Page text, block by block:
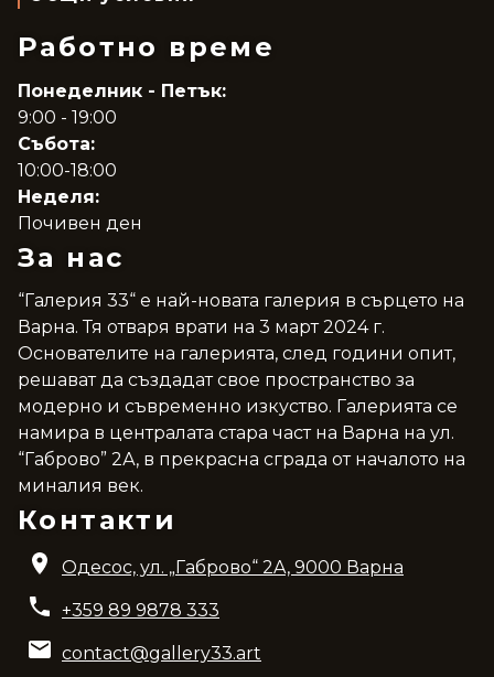
Работно време
Понеделник - Петък:
9:00 - 19:00
Събота:
10:00-18:00
Неделя:
Почивен ден
За нас
“Галерия 33“ е най-новата галерия в сърцето на
Варна. Тя отваря врати на 3 март 2024 г.
Основателите на галерията, след години опит,
решават да създадат свое пространство за
модерно и съвременно изкуство. Галерията се
намира в централата стара част на Варна на ул.
“Габрово” 2А, в прекрасна сграда от началото на
миналия век.
Контакти
Одесос, ул. „Габрово“ 2A, 9000 Варна
+359 89 9878 333
contact@gallery33.art